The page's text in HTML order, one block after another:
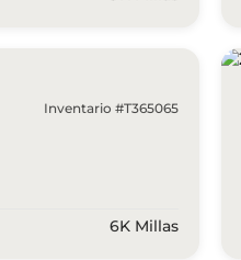
Inventario #T365065
6K Millas